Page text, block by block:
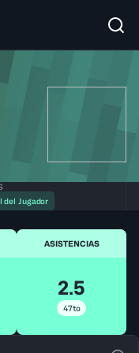
del Jugador
ASISTENCIAS
2.5
47to